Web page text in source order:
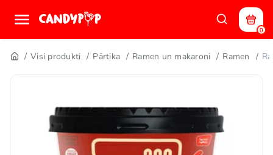
0
Visi produkti Pārtika Ramen un makaroni Ramen